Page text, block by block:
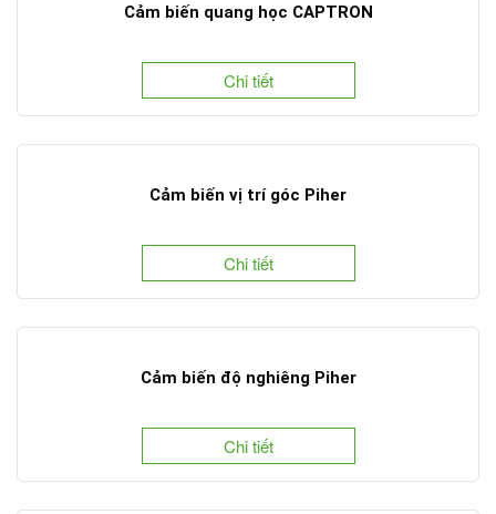
Cảm biến quang học CAPTRON
Chi tiết
Cảm biến vị trí góc Piher
Chi tiết
Cảm biến độ nghiêng Piher
Chi tiết